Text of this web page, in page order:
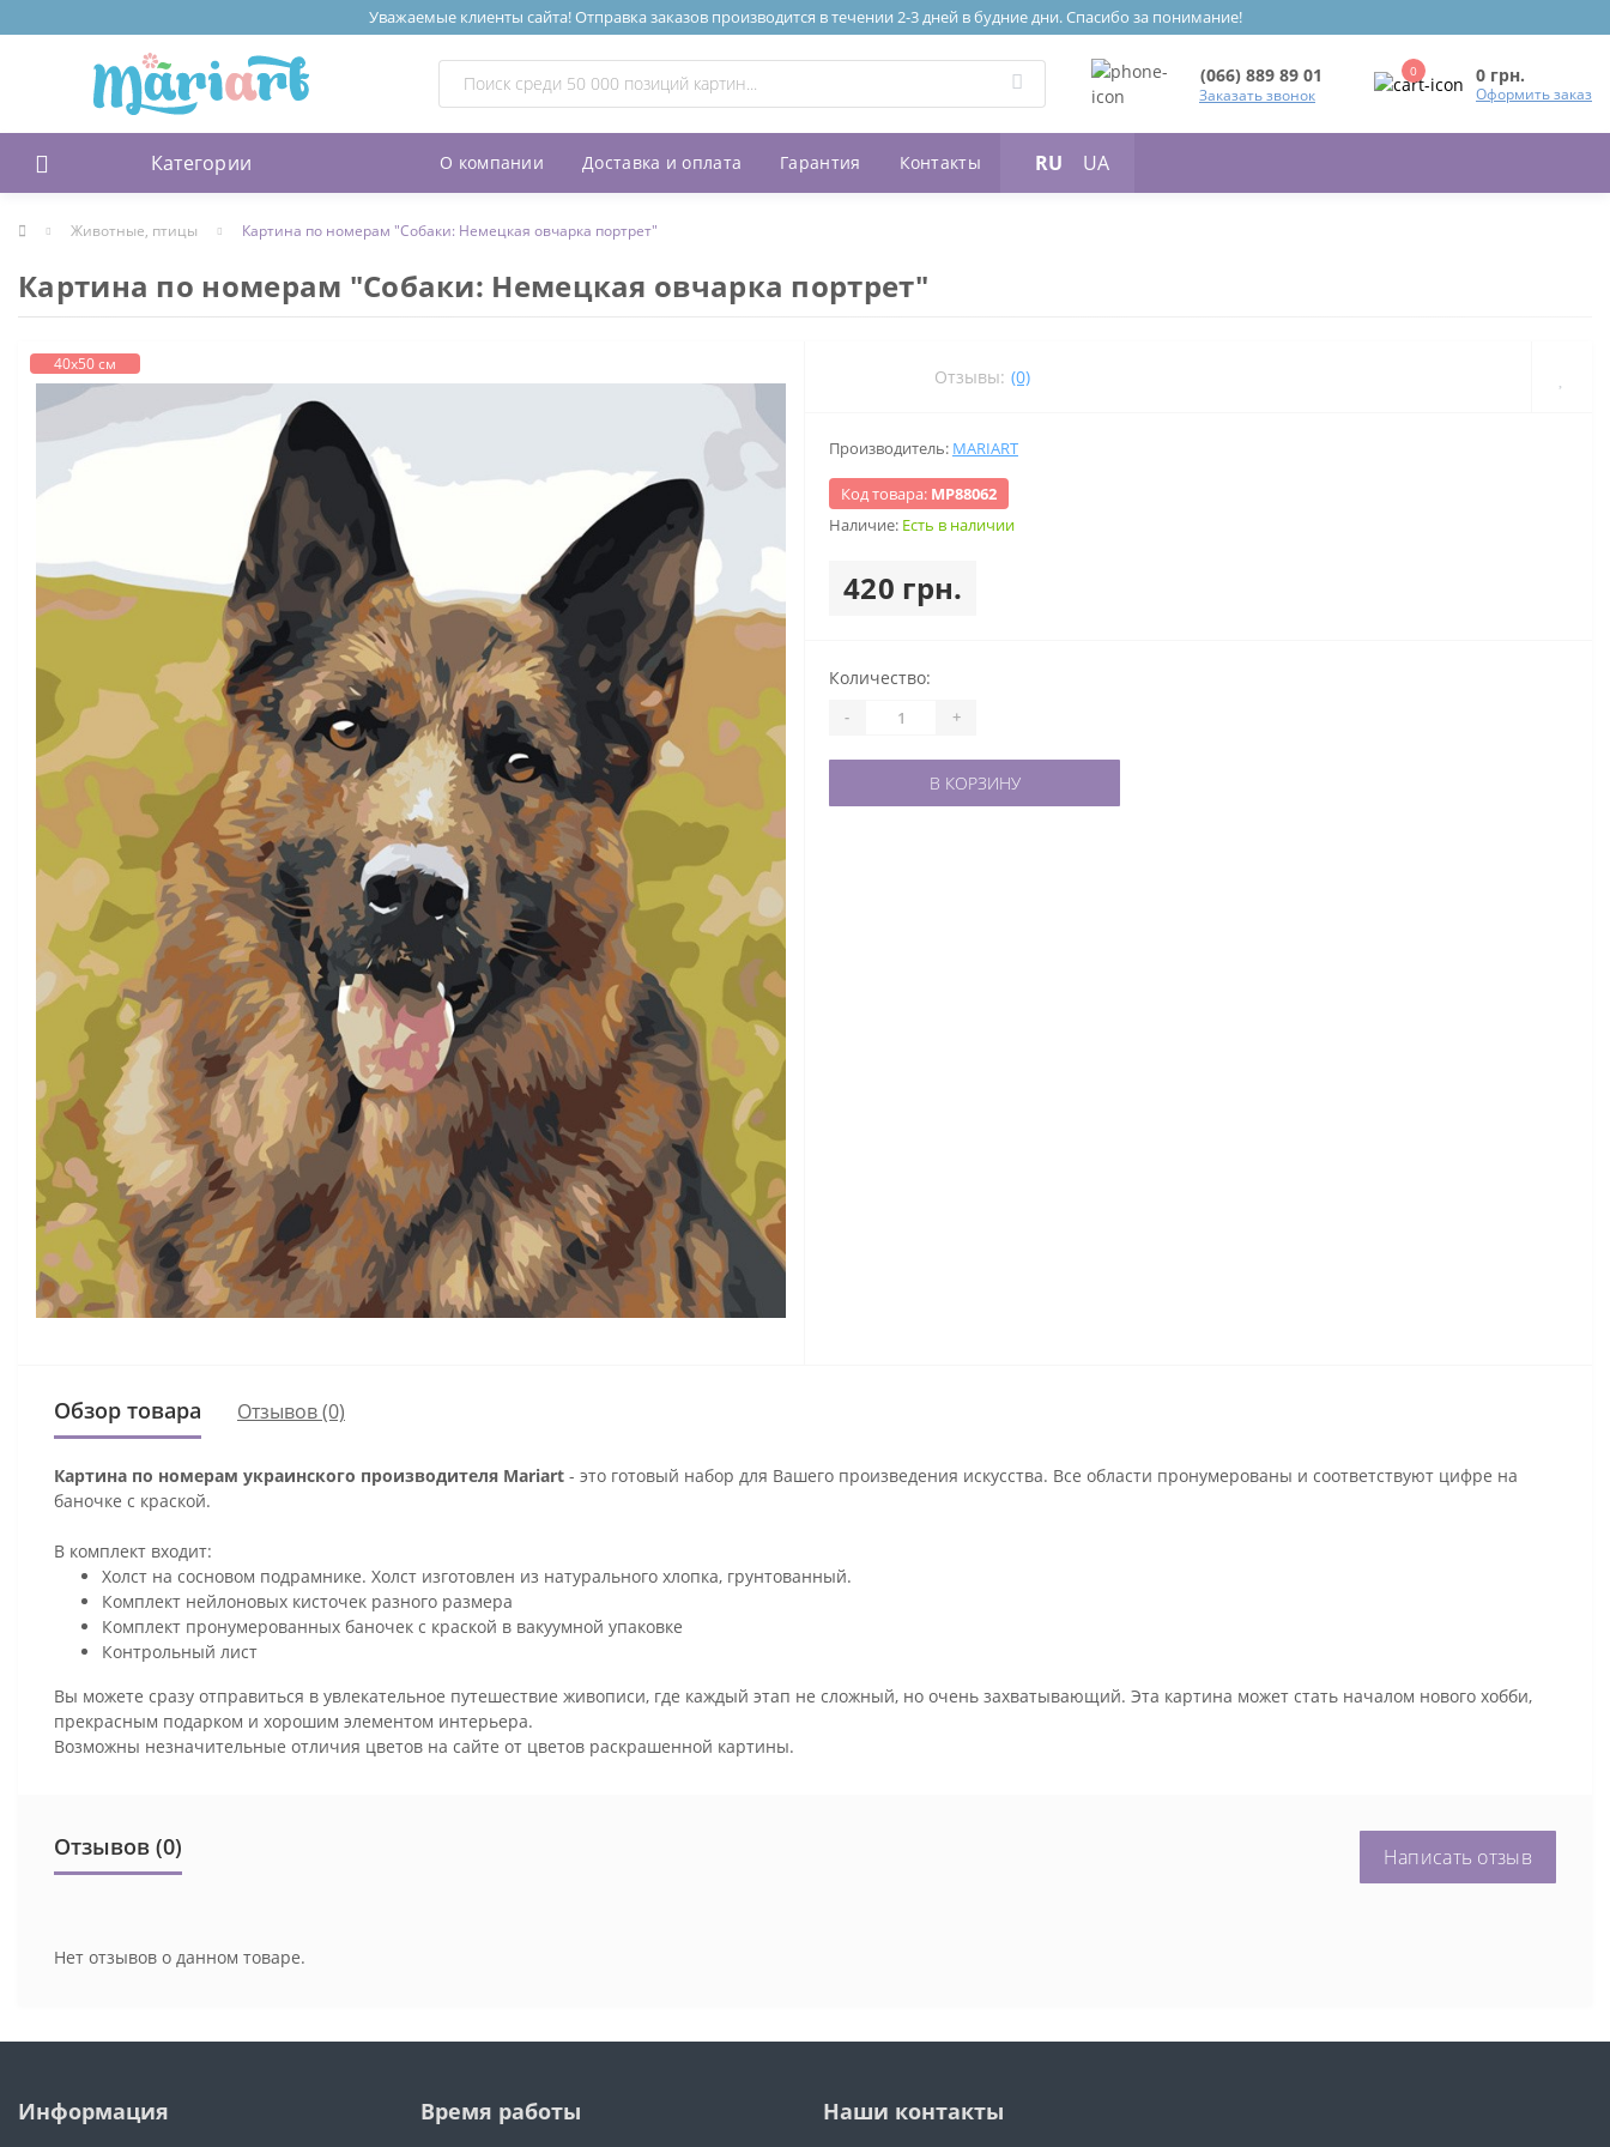
Уважаемые клиенты сайта! Отправка заказов производится в течении 2-3 дней в будние дни. Спасибо за понимание!
(066) 889 89 01
Заказать звонок
0 0 грн.
Оформить заказ
Категории О компании Доставка и оплата Гарантия Контакты RU UA
Животные, птицы Картина по номерам "Собаки: Немецкая овчарка портрет"
Картина по номерам "Собаки: Немецкая овчарка портрет"
40х50 см
Отзывы: (0)
Производитель: MARIART
Код товара: МР88062
Наличие: Есть в наличии
420 грн.
Количество:
- +
В КОРЗИНУ
Обзор товара Отзывов (0)
Картина по номерам украинского производителя Mariart - это готовый набор для Вашего произведения искусства. Все области пронумерованы и соответствуют цифре на
баночке с краской.
В комплект входит:
Холст на сосновом подрамнике. Холст изготовлен из натурального хлопка, грунтованный.
Комплект нейлоновых кисточек разного размера
Комплект пронумерованных баночек с краской в вакуумной упаковке
Контрольный лист
Вы можете сразу отправиться в увлекательное путешествие живописи, где каждый этап не сложный, но очень захватывающий. Эта картина может стать началом нового хобби,
прекрасным подарком и хорошим элементом интерьера.
Возможны незначительные отличия цветов на сайте от цветов раскрашенной картины.
Отзывов (0) Написать отзыв
Нет отзывов о данном товаре.
Информация Время работы Наши контакты